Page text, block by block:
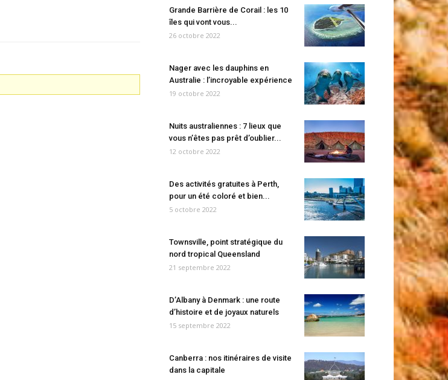
Grande Barrière de Corail : les 10
îles qui vont vous...
26 octobre 2022
Nager avec les dauphins en
Australie : l’incroyable expérience
19 octobre 2022
Nuits australiennes : 7 lieux que
vous n’êtes pas prêt d’oublier...
12 octobre 2022
Des activités gratuites à Perth,
pour un été coloré et bien...
5 octobre 2022
Townsville, point stratégique du
nord tropical Queensland
21 septembre 2022
D’Albany à Denmark : une route
d’histoire et de joyaux naturels
15 septembre 2022
Canberra : nos itinéraires de visite
dans la capitale